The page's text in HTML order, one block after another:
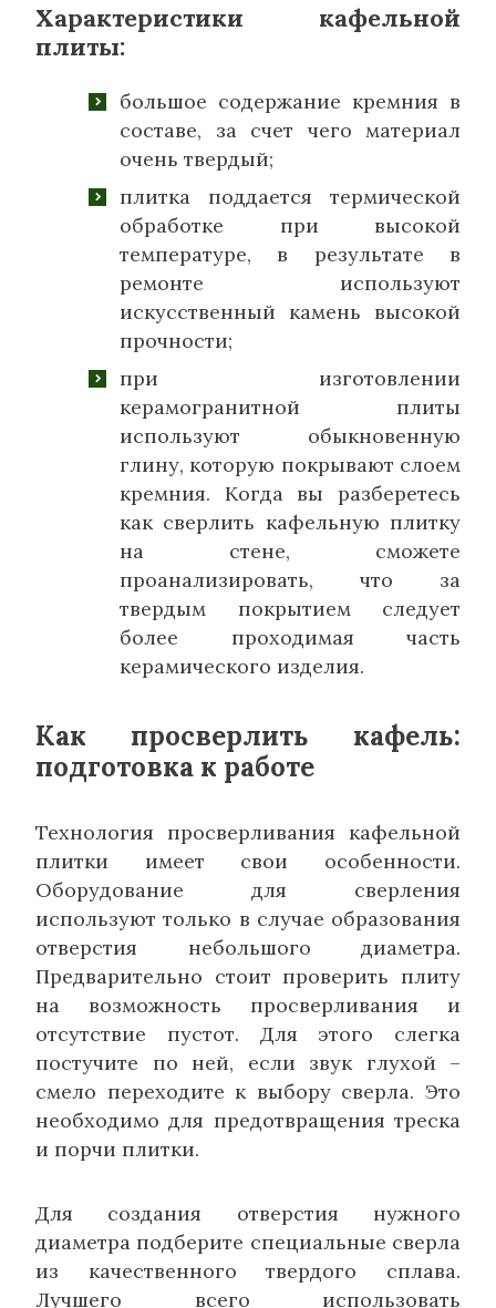
Характеристики кафельной
плиты:
большое содержание кремния в
составе, за счет чего материал
очень твердый;
плитка поддается термической
обработке при высокой
температуре, в результате в
ремонте используют
искусственный камень высокой
прочности;
при изготовлении
керамогранитной плиты
используют обыкновенную
глину, которую покрывают слоем
кремния. Когда вы разберетесь
как сверлить кафельную плитку
на стене, сможете
проанализировать, что за
твердым покрытием следует
более проходимая часть
керамического изделия.
Как просверлить кафель:
подготовка к работе
Технология просверливания кафельной
плитки имеет свои особенности.
Оборудование для сверления
используют только в случае образования
отверстия небольшого диаметра.
Предварительно стоит проверить плиту
на возможность просверливания и
отсутствие пустот. Для этого слегка
постучите по ней, если звук глухой –
смело переходите к выбору сверла. Это
необходимо для предотвращения треска
и порчи плитки.
Для создания отверстия нужного
диаметра подберите специальные сверла
из качественного твердого сплава.
Лучшего всего использовать